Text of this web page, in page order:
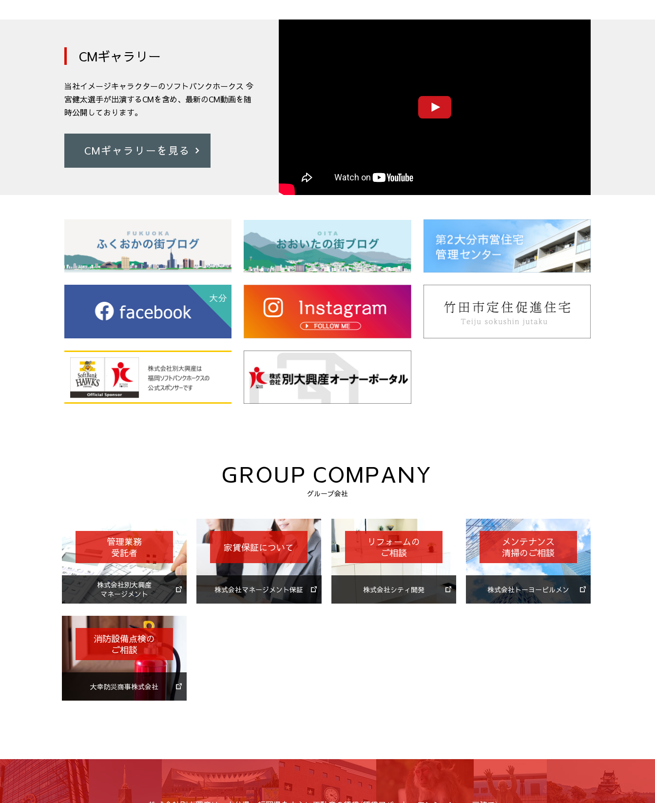
CMギャラリー
当社イメージキャラクターのソフトバンクホークス 今
宮健太選手が出演するCMを含め、最新のCM動画を随
時公開しております。
CMギャラリーを見る
GROUP COMPANY
グループ会社
管理業務
受託者
株式会社別大興産
マネージメント
家賃保証について
株式会社マネージメント保証
リフォームの
ご相談
株式会社シティ開発
メンテナンス
清掃のご相談
株式会社トーヨービルメン
消防設備点検の
ご相談
大幸防災商事株式会社